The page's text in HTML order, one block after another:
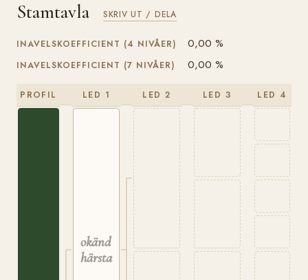
Stamtavla SKRIV UT / DELA
INAVELSKOEFFICIENT (4 NIVÅER) 0,00 %
INAVELSKOEFFICIENT (7 NIVÅER) 0,00 %
PROFIL LED 1
okänd
härstamning
LED 2 LED 3 LED 4